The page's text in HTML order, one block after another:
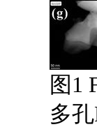
图1
多